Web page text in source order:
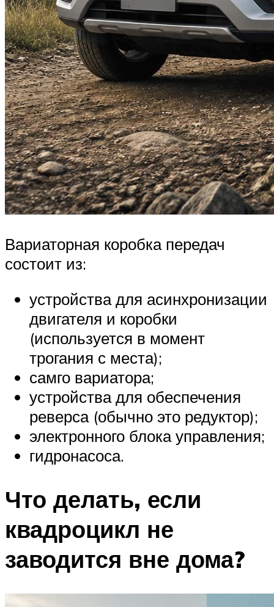
Вариаторная коробка передач
состоит из:
устройства для асинхронизации
двигателя и коробки
(используется в момент
трогания с места);
самго вариатора;
устройства для обеспечения
реверса (обычно это редуктор);
электронного блока управления;
гидронасоса.
Что делать, если
квадроцикл не
заводится вне дома?